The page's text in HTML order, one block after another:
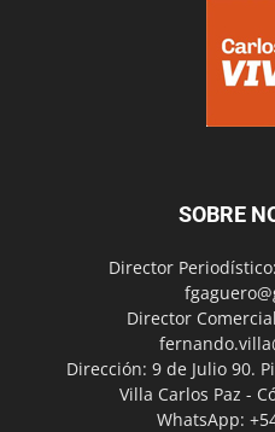
SOBRE
Director
Director
Dirección: 9 de Julio 90.
Villa Carlos Paz -
WhatsApp: